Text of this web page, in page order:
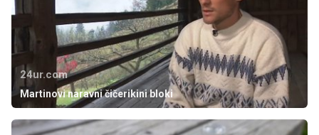
24ur.com
Martinovi naravni čičerikini bloki